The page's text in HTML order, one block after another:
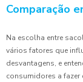
Comparação
Na escolha entre
vários fatores que
desvantagens, e
consumidores a